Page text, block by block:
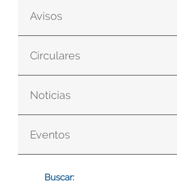
Avisos
Circulares
Noticias
Eventos
Buscar: